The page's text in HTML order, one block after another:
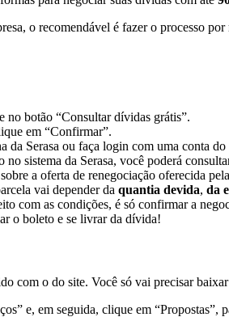
o recomendável é fazer o processo por
no botão “Consultar dívidas grátis”.
em “Confirmar”.
da Serasa ou faça login com uma conta
sistema da Serasa, você poderá
a oferta de renegociação oferecida
vai depender da quantia devida, da
com as condições, é só confirmar a
o boleto e se livrar da dívida!
com o do site. Você só vai precisar
e, em seguida, clique em